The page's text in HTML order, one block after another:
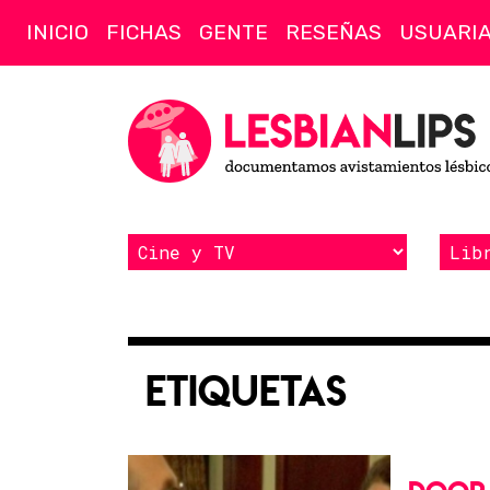
INICIO FICHAS GENTE RESEÑAS
Etiquetas